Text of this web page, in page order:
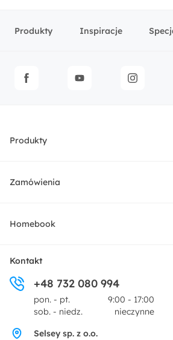
Produkty Inspiracje
Produkty
Meble
Dekoracje i akcesoria
Promocje
Zamówienia
Dostawa
Zwroty
Pytania i odpowiedzi
Homebook
O nas
Centrum prasowe
Kontakt
+48 732 080 994
pon. - pt.
9:00 - 17:00
sob. - niedz.
nieczynne
Selsey sp. z o.o.